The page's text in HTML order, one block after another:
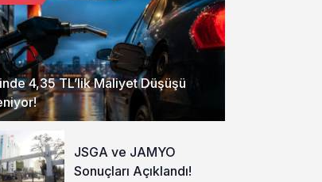
4,35 TL’lik Maliyet Düşüşü
JSGA ve JAMYO
Sonuçları Açıklandı!